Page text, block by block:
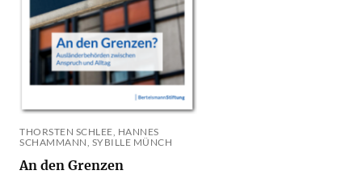
THORSTEN SCHLEE, HANNES
SCHAMMANN, SYBILLE MÜNCH
An den Grenzen